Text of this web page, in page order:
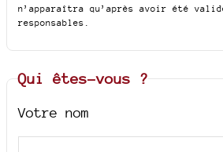
n’apparaîtra qu’après avoir été
responsables.
Qui êtes-vous ?
Votre nom